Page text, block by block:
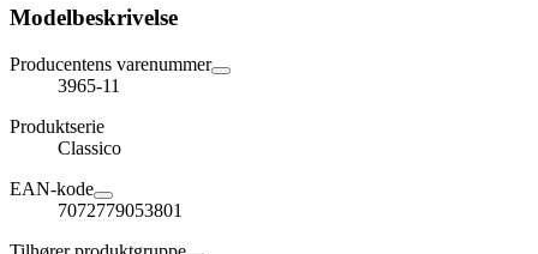
Modelbeskrivelse
Producentens varenummer
3965-11
Produktserie
Classico
EAN-kode
7072779053801